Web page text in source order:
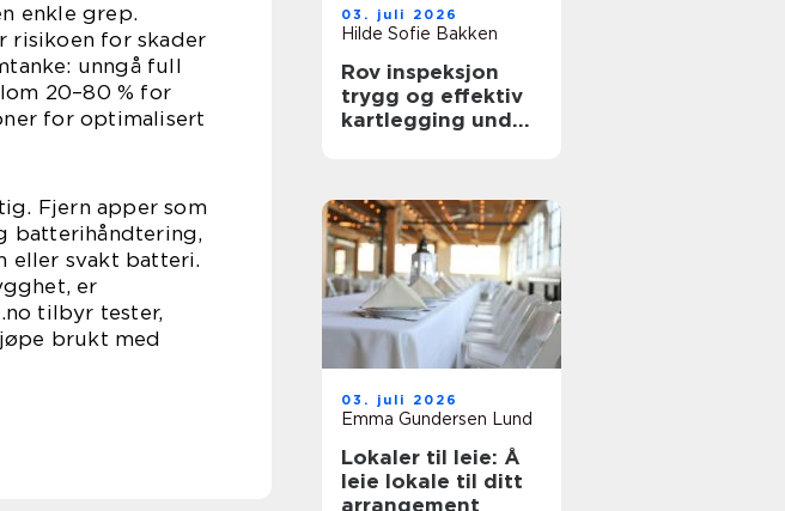
enkle grep.
risikoen for skader
unngå full
20–80 % for
for optimalisert
Fjern apper som
batterihåndtering,
eller svakt batteri.
er
tilbyr tester,
brukt med
03. juli 2026
Hilde Sofie Bakken
Rov inspeksjon
trygg og effektiv
kartlegging under
03. juli 2026
Emma Gundersen Lund
Lokaler til leie: Å
leie lokale til ditt
arrangement